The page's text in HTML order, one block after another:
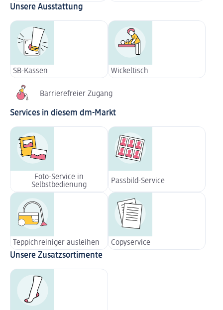
Unsere Ausstattung
SB-Kassen Wickeltisch
Barrierefreier Zugang
Services in diesem dm-Markt
Foto-Service in
Selbstbedienung
Passbild-Service
Teppichreiniger ausleihen Copyservice
Unsere Zusatzsortimente